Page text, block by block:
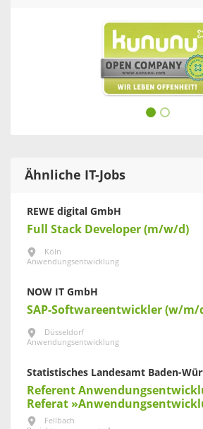
Ähnliche IT-Jobs
REWE digital GmbH
Full Stack Developer (m/w/d)
Köln
Anwendungsentwicklung
NOW IT GmbH
SAP-Softwareentwickler (w/m/
Düsseldorf
Anwendungsentwicklung
Statistisches Landesamt Baden-
Referent
Referat
Fellbach